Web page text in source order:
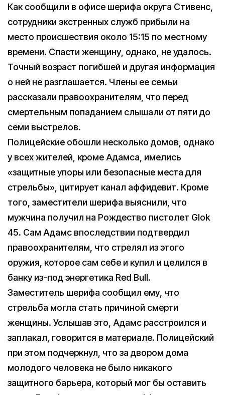
Как сообщили в офисе шерифа округа Стивенс,
сотрудники экстренных служб прибыли на
место происшествия около 15:15 по местному
времени. Спасти женщину, однако, не удалось.
Точный возраст погибшей и другая информация
о ней не разглашается. Члены ее семьи
рассказали правоохранителям, что перед
cмертельным попаданием слышали от пяти до
семи выстрелов.
Полицейские обошли несколько домов, однако
у всех жителей, кроме Адамса, имелись
«защитные упоры или безопасные места для
стрельбы», цитирует канал аффидевит. Кроме
того, заместители шерифа выяснили, что
мужчина получил на Рождество пистолет Glok
45. Сам Адамс впоследствии подтвердил
правоохранителям, что стрелял из этого
оружия, которое сам себе и купил и целился в
банку из-под энергетика Red Bull.
Заместитель шерифа сообщил ему, что
стрельба могла стать причиной смерти
женщины. Услышав это, Адамс расстроился и
заплакал, говорится в материале. Полицейский
при этом подчеркнул, что за двором дома
молодого человека не было никакого
защитного барьера, который мог бы оставить